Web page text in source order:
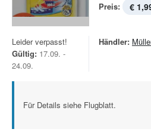
Preis: €
Leider verpasst!
Gültig: 17.09. -
24.09.
Händler:
Für Details siehe Flugblatt.